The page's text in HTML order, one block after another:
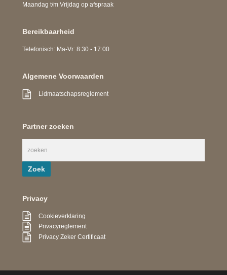
Maandag t/m Vrijdag op afspraak
Bereikbaarheid
Telefonisch: Ma-Vr: 8:30 - 17:00
Algemene Voorwaarden
Lidmaatschapsreglement
Partner zoeken
Privacy
Cookieverklaring
Privacyreglement
Privacy Zeker Certificaat